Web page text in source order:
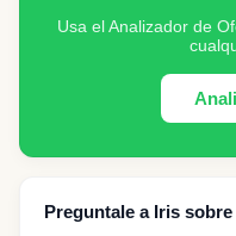
Usa el Analizador de
Preguntale a Iris